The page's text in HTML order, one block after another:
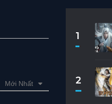
Mới Nhất
1
2